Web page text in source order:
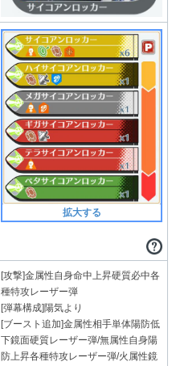
拡大する
[攻撃]金属性自身命中上昇硬質必中各
種特攻レーザー弾
[弾幕構成]陽気より
[ブースト追加]金属性相手単体陽防低
下鏡面硬質レーザー弾/無属性自身陽
防上昇各種特攻レーザー弾/火属性鏡